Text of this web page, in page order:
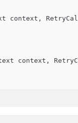
context,
context,